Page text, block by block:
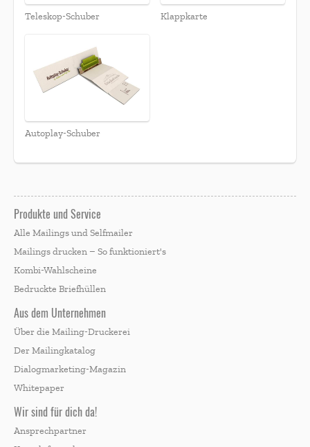
Teleskop-Schuber Klappkarte
Autoplay-Schuber
Produkte und Service
Alle Mailings und Selfmailer
Mailings drucken – So funktioniert's
Kombi-Wahlscheine
Bedruckte Briefhüllen
Aus dem Unternehmen
Über die Mailing-Druckerei
Der Mailingkatalog
Dialogmarketing-Magazin
Whitepaper
Wir sind für dich da!
Ansprechpartner